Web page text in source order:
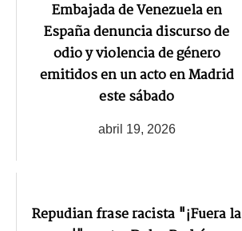
Embajada de Venezuela en
España denuncia discurso de
odio y violencia de género
emitidos en un acto en Madrid
este sábado
abril 19, 2026
Repudian frase racista "¡Fuera la